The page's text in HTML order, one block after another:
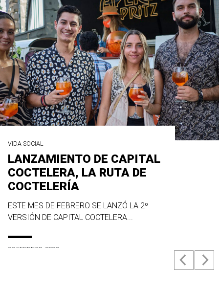
VIDA SOCIAL
LANZAMIENTO DE CAPITAL
COCTELERA, LA RUTA DE
COCTELERÍA
ESTE MES DE FEBRERO SE LANZÓ LA 2º
VERSIÓN DE CAPITAL COCTELERA...
23 FEBRERO, 2022